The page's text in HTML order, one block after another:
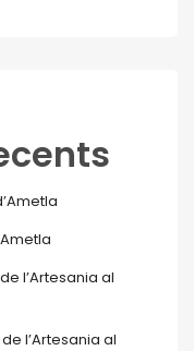
l’Artesania al
l’Artesania al